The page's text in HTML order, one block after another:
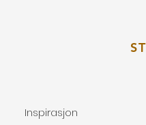
Inspirasjon